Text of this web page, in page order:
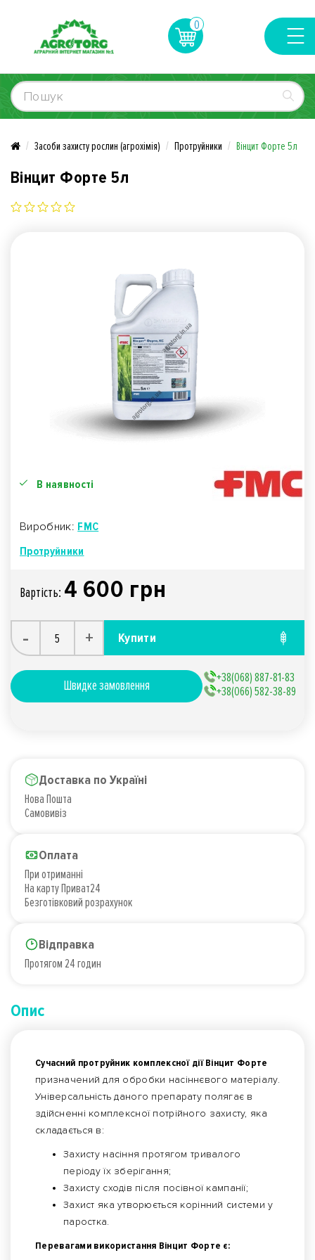
0
Засоби захисту рослин (агрохімія) Протруйники Вінцит Форте 5л
Вінцит Форте 5л
В наявності
Виробник: FMC
Протруйники
Вартiсть: 4 600 грн
- + Купити
Швидке замовлення
+38(068) 887-81-83
+38(066) 582-38-89
Доставка по Україні
Нова Пошта
Самовивіз
Оплата
При отриманні
На карту Приват24
Безготівковий розрахунок
Відправка
Протягом 24 годин
Опис
Сучасний протруйник комплексної дії Вінцит Форте
призначений для обробки насіннєвого матеріалу.
Універсальність даного препарату полягає в
здійсненні комплексної потрійного захисту, яка
складається в:
Захисту насіння протягом тривалого
періоду їх зберігання;
Захисту сходів після посівної кампанії;
Захист яка утворюється корінний системи у
паростка.
Перевагами використання Вінцит Форте є: